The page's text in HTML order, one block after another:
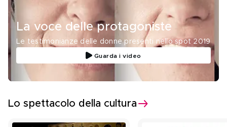
La voce delle protagoniste
Le testimonianze delle donne presenti nello spot 2019
Guarda i video
Lo spettacolo della cultura